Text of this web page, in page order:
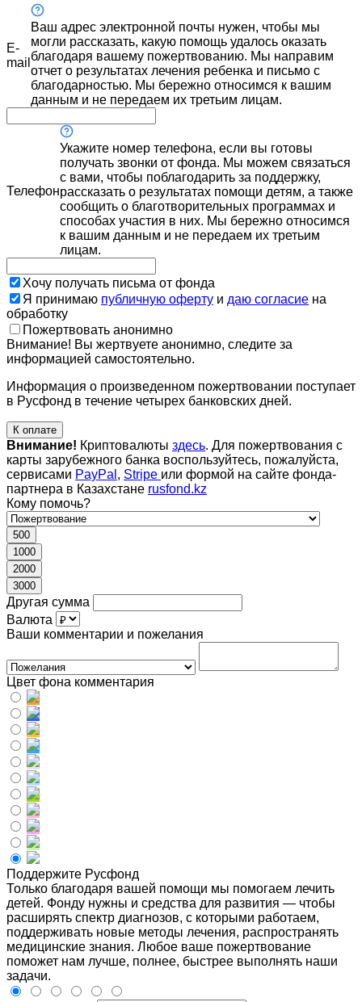
E-
mail
Ваш адрес электронной почты нужен, чтобы мы
могли рассказать, какую помощь удалось оказать
благодаря вашему пожертвованию. Мы направим
отчет о результатах лечения ребенка и письмо с
благодарностью. Мы бережно относимся к вашим
данным и не передаем их третьим лицам.
Телефон
Укажите номер телефона, если вы готовы
получать звонки от фонда. Мы можем связаться
с вами, чтобы поблагодарить за поддержку,
рассказать о результатах помощи детям, а также
сообщить о благотворительных программах и
способах участия в них. Мы бережно относимся
к вашим данным и не передаем их третьим
лицам.
Хочу получать письма от фонда
Я принимаю публичную оферту и даю согласие на
обработку
Пожертвовать анонимно
Внимание! Вы жертвуете анонимно, следите за
информацией самостоятельно.
Информация о произведенном пожертвовании поступает
в Русфонд в течение четырех банковских дней.
К оплате
Внимание! Криптовалюты здесь. Для пожертвования с
карты зарубежного банка воспользуйтесь, пожалуйста,
сервисами PayPal , Stripe или формой на сайте фонда-
партнера в Казахстане rusfond.kz
Кому помочь?
500
1000
2000
3000
Другая сумма
Валюта
Ваши комментарии и пожелания
Цвет фона комментария
Поддержите Русфонд
Только благодаря вашей помощи мы помогаем лечить
детей. Фонду нужны и средства для развития — чтобы
расширять спектр диагнозов, с которыми работаем,
поддерживать новые методы лечения, распространять
медицинские знания. Любое ваше пожертвование
поможет нам лучше, полнее, быстрее выполнять наши
задачи.